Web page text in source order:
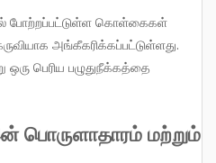
அங்கீகரிக்கப்பட்டுள்ளது.
பெரிய பழுதுநீக்கத்தை
மற்றும்